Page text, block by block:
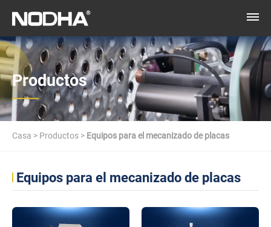
Productos
Casa > Productos > Equipos para el mecanizado de placas
Equipos para el mecanizado de placas